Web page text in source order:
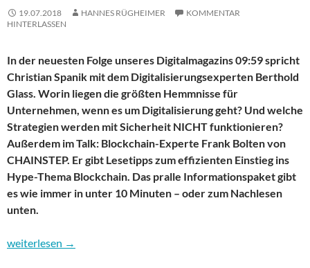
19.07.2018 HANNES RÜGHEIMER
KOMMENTAR
HINTERLASSEN
In der neuesten Folge unseres Digitalmagazins 09:59 spricht
Christian Spanik mit dem Digitalisierungsexperten Berthold
Glass. Worin liegen die größten Hemmnisse für
Unternehmen, wenn es um Digitalisierung geht? Und welche
Strategien werden mit Sicherheit NICHT funktionieren?
Außerdem im Talk: Blockchain-Experte Frank Bolten von
CHAINSTEP. Er gibt Lesetipps zum effizienten Einstieg ins
Hype-Thema Blockchain. Das pralle Informationspaket gibt
es wie immer in unter 10 Minuten – oder zum Nachlesen
unten.
09:59 – das Digitalmagazin: Von Digitalisierungs-Tipps bis
weiterlesen →